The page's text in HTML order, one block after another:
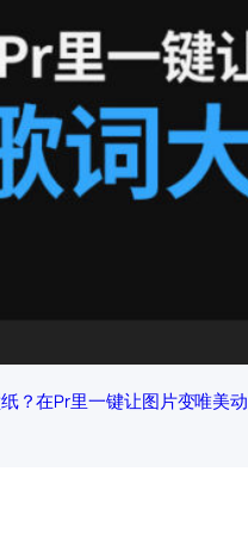
？在Pr里一键让图片变唯美